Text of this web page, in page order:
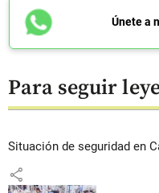
Únete a
Para seguir
Situación de seguridad en
share